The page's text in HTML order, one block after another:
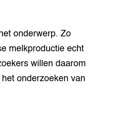
onderwerp. Zo
melkproductie echt
willen daarom
onderzoeken van